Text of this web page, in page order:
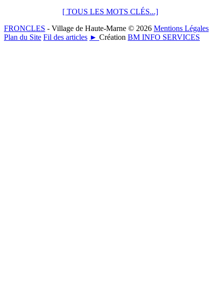
[ TOUS LES MOTS CLÉS...]
FRONCLES - Village de Haute-Marne © 2026 Mentions Légales
Plan du Site Fil des articles ► Création BM INFO SERVICES